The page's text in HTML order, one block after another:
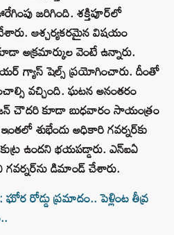
జరిగింది. శక్తిపూర్‌లో
ఆశ్చర్యకరమైన విషయం
అక్రమార్కుల వెంటే ఉన్నారు.
గ్యాస్ షెల్స్ ప్రయోగించారు. దీంతో
వచ్చింది. ఘటన అనంతరం
చౌదరి కూడా బుధవారం సాయంత్రం
శుభేందు అధికారి గవర్నర్‌కు
ఉందని భయపడ్డారు. ఎన్ఐఏ
గవర్నర్‌ను డిమాండ్‌ చేశారు.
ఘోర రోడ్డు ప్రమాదం.. పెళ్లింట తీవ్ర